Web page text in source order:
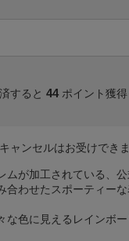
すると 44 ポイント獲得
ャンセルはお受けできま
ムが加工されている、
合わせたスポーティーな
な色に見えるレインボ